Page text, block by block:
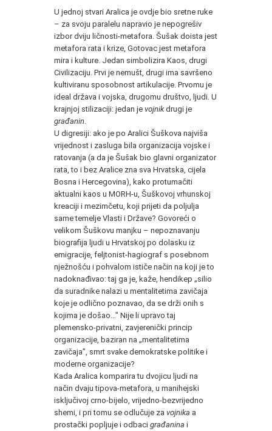
U jednoj stvari Aralica je ovdje bio sretne ruke
– za svoju paralelu napravio je nepogrešiv
izbor dviju ličnosti-metafora. Šušak doista jest
metafora rata i krize, Gotovac jest metafora
mira i kulture. Jedan simbolizira Kaos, drugi
Civilizaciju. Prvi je nemušt, drugi ima savršeno
kultiviranu sposobnost artikulacije. Prvomu je
ideal država i vojska, drugomu društvo, ljudi. U
krajnjoj stilizaciji: jedan je vojnikdrugi je
građanin
U digresiji: ako je po Aralici Šuškova najviša
vrijednost i zasluga bila organizacija vojske i
ratovanja (a da je Šušak bio glavni organizator
rata, to i bez Aralice zna sva Hrvatska, cijela
Bosna i Hercegovina), kako protumačiti
aktualni kaos u MORH-u, Šuškovoj vrhunskoj
kreaciji i mezimčetu, koji prijeti da poljulja
same temelje Vlasti i Države? Govoreći o
velikom Šuškovu manjku – nepoznavanju
biografija ljudi u Hrvatskoj po dolasku iz
emigracije, feljtonist-hagiograf s posebnom
nježnošću i pohvalom ističe način na koji je to
nadoknađivao: taj ga je, kaže, hendikep „silio
da suradnike nalazi u mentalitetima zavičaja
koje je odlično poznavao, da se drži onih s
kojima je došao…” Nije li upravo taj
plemensko-privatni, zavjerenički princip
organizacije, baziran na „mentalitetima
zavičaja”, smrt svake demokratske politike i
moderne organizacije?
Kada Aralica komparira tu dvojicu ljudi na
način dvaju tipova-metafora, u manihejski
isključivoj crno-bijelo, vrijedno-bezvrijedno
shemi, i pri tomu se odlučuje za vojnika a
prostački popljuje i odbaci građanina i